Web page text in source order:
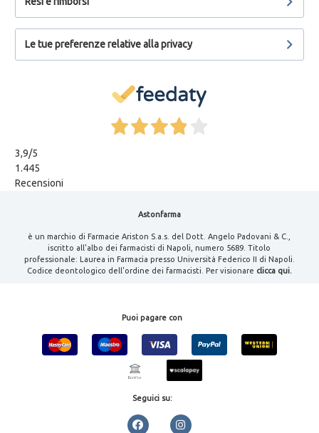
Le tue preferenze relative alla privacy
3,9/5
1.445
Recensioni
Astonfarma
è un marchio di Farmacie Ariston S.a.s. del Dott. Angelo Padovani & C.,
iscritto all'albo dei farmacisti di Napoli, numero 5689. Titolo
professionale: Laurea in Farmacia presso Università Federico II di Napoli.
Codice deontologico dell'ordine dei farmacisti. Per visionare clicca qui.
Puoi pagare con
Seguici su: